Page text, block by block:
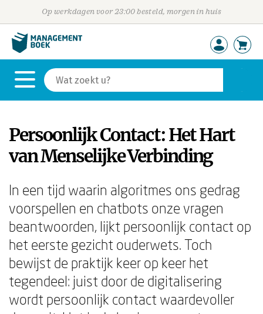
Op werkdagen voor 23:00 besteld, morgen in huis
Persoonlijk Contact: Het Hart
van Menselijke Verbinding
In een tijd waarin algoritmes ons gedrag
voorspellen en chatbots onze vragen
beantwoorden, lijkt persoonlijk contact op
het eerste gezicht ouderwets. Toch
bewijst de praktijk keer op keer het
tegendeel: juist door de digitalisering
wordt persoonlijk contact waardevoller